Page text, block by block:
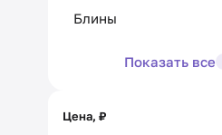
Блины
Показать все
Цена, ₽